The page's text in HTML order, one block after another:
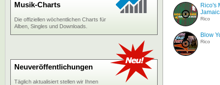
Rico's
Rico
Blow
Rico
Musik-Charts
Die offiziellen wöchentlichen Charts für
Alben, Singles und Downloads.
Neuveröffentlichungen
Täglich aktualisiert stellen wir Ihnen